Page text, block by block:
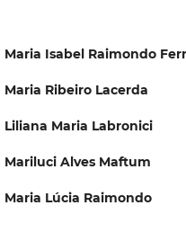
Maria Isabel Raimondo
Maria Ribeiro Lacerda
Liliana Maria Labronici
Mariluci Alves Maftum
Maria Lúcia Raimondo